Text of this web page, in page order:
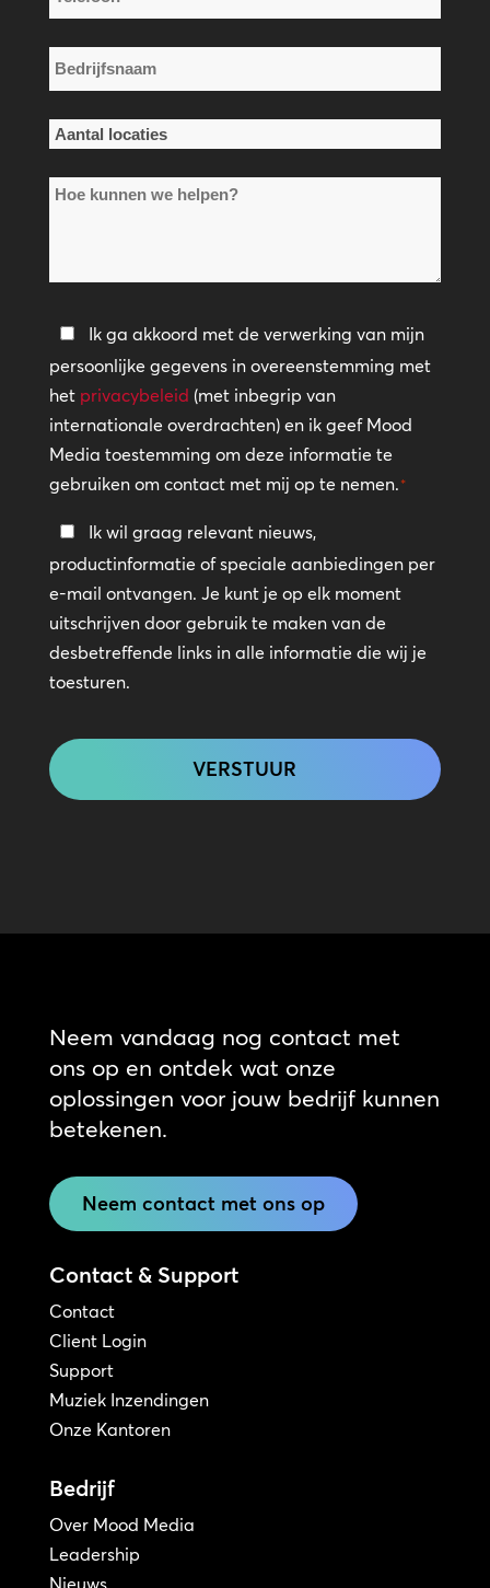
*
Bedrijfsnaam
*
Aantal
*Hoe
helpen?
Privacybeleid
*
Ik ga akkoord met de verwerking van mijn
persoonlijke gegevens in overeenstemming met
het privacybeleid (met inbegrip van
internationale overdrachten) en ik geef Mood
Media toestemming om deze informatie te
gebruiken om contact met mij op te nemen.*
Blijf
in
contact
Ik wil graag relevant nieuws,
productinformatie of speciale aanbiedingen per
e-mail ontvangen. Je kunt je op elk moment
uitschrijven door gebruik te maken van de
desbetreffende links in alle informatie die wij je
toesturen.
Neem vandaag nog contact met
ons op en ontdek wat onze
oplossingen voor jouw bedrijf kunnen
betekenen.
Neem contact met ons op
Contact & Support
Contact
Client Login
Support
Muziek Inzendingen
Onze Kantoren
Bedrijf
Over Mood Media
Leadership
Nieuws